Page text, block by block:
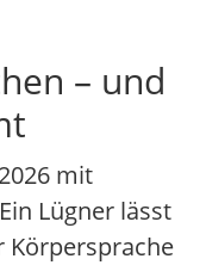
– und
mit
Lügner lässt
Körpersprache